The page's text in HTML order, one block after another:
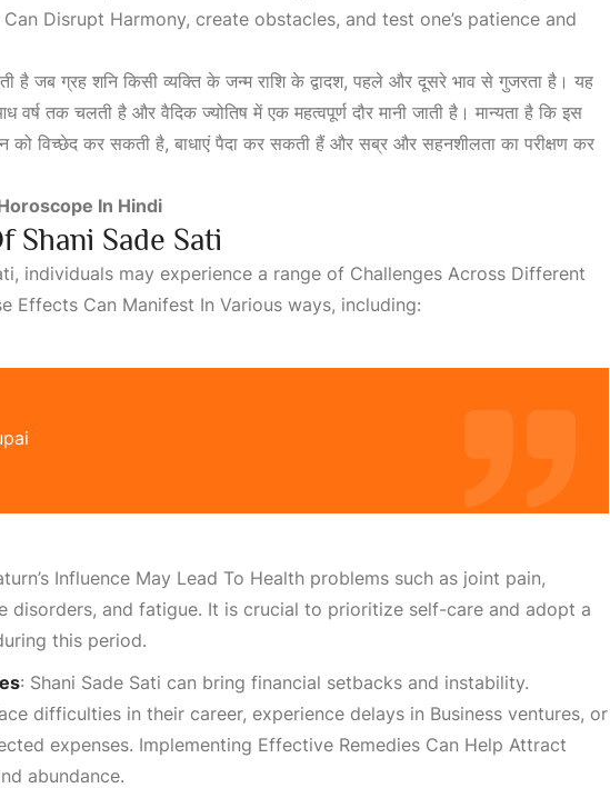
Can Disrupt Harmony, create obstacles, and test one’s patience and
है जब ग्रह शनि किसी व्यक्ति के जन्म राशि के द्वादश, पहले और दूसरे भाव से गुजरता है। यह
वर्ष तक चलती है और वैदिक ज्योतिष में एक महत्वपूर्ण दौर मानी जाती है। मान्यता है कि इस
को विच्छेद कर सकती है, बाधाएं पैदा कर सकती हैं और सब्र और सहनशीलता का परीक्षण कर
In Hindi
Shani Sade Sati
individuals may experience a range of Challenges Across Different
Effects Can Manifest In Various ways, including:
Influence May Lead To Health problems such as joint pain,
disorders, and fatigue. It is crucial to prioritize self-care and adopt a
this period.
: Shani Sade Sati can bring financial setbacks and instability.
difficulties in their career, experience delays in Business ventures, or
expenses. Implementing Effective Remedies Can Help Attract
abundance.